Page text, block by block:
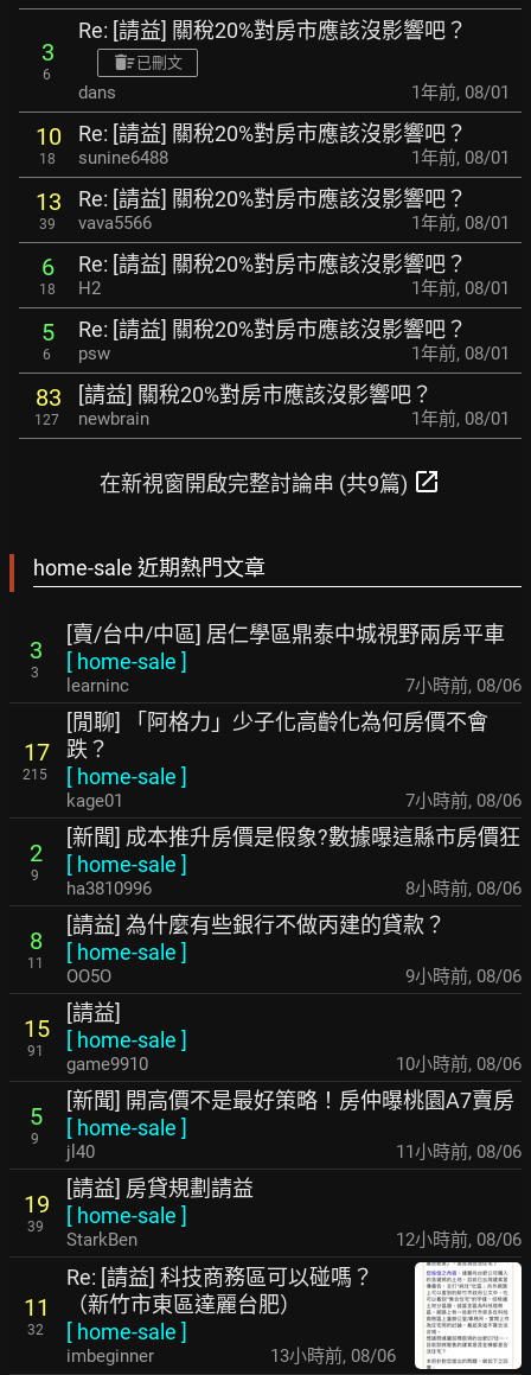
3
6
Re: [請益] 關稅20%對房市應該沒影響吧？
已刪文
dans 1年前, 08/01
10
18
Re: [請益] 關稅20%對房市應該沒影響吧？
sunine6488 1年前, 08/01
13
39
Re: [請益] 關稅20%對房市應該沒影響吧？
vava5566 1年前, 08/01
6
18
Re: [請益] 關稅20%對房市應該沒影響吧？
H2 1年前, 08/01
5
6
Re: [請益] 關稅20%對房市應該沒影響吧？
psw 1年前, 08/01
83
127
[請益] 關稅20%對房市應該沒影響吧？
newbrain 1年前, 08/01
在新視窗開啟完整討論串 (共9篇) open_in_new
home-sale 近期熱門文章
3
3
[賣/台中/中區] 居仁學區鼎泰中城視野兩房平車
[ home-sale ]
learninc 7小時前, 08/06
17
215
[閒聊] 「阿格力」少子化高齡化為何房價不會
跌？
[ home-sale ]
kage01 7小時前, 08/06
2
9
[新聞] 成本推升房價是假象?數據曝這縣市房價狂
[ home-sale ]
ha3810996 8小時前, 08/06
8
11
[請益] 為什麼有些銀行不做丙建的貸款？
[ home-sale ]
OO5O 9小時前, 08/06
15
91
[請益]
[ home-sale ]
game9910 10小時前, 08/06
5
9
[新聞] 開高價不是最好策略！房仲曝桃園A7賣房
[ home-sale ]
jl40 11小時前, 08/06
19
39
[請益] 房貸規劃請益
[ home-sale ]
StarkBen 12小時前, 08/06
11
32
Re: [請益] 科技商務區可以碰嗎？
（新竹市東區達麗台肥）
[ home-sale ]
imbeginner 13小時前, 08/06